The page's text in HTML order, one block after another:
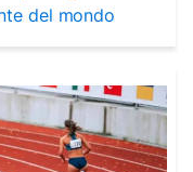
del mondo